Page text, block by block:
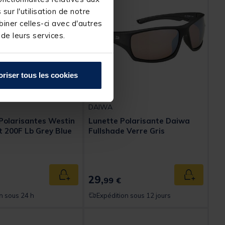
l'utilisation de notre
celles-ci avec d'autres
leurs services.
tous les cookies
Westin
Lb Grey Blue
Ajouter au panier
sous 24 h
DAIWA
Lunette Polarisante Daiwa
Fullshade Verre Gris
29,99 € Ajouter
Expédition sous 12 jours